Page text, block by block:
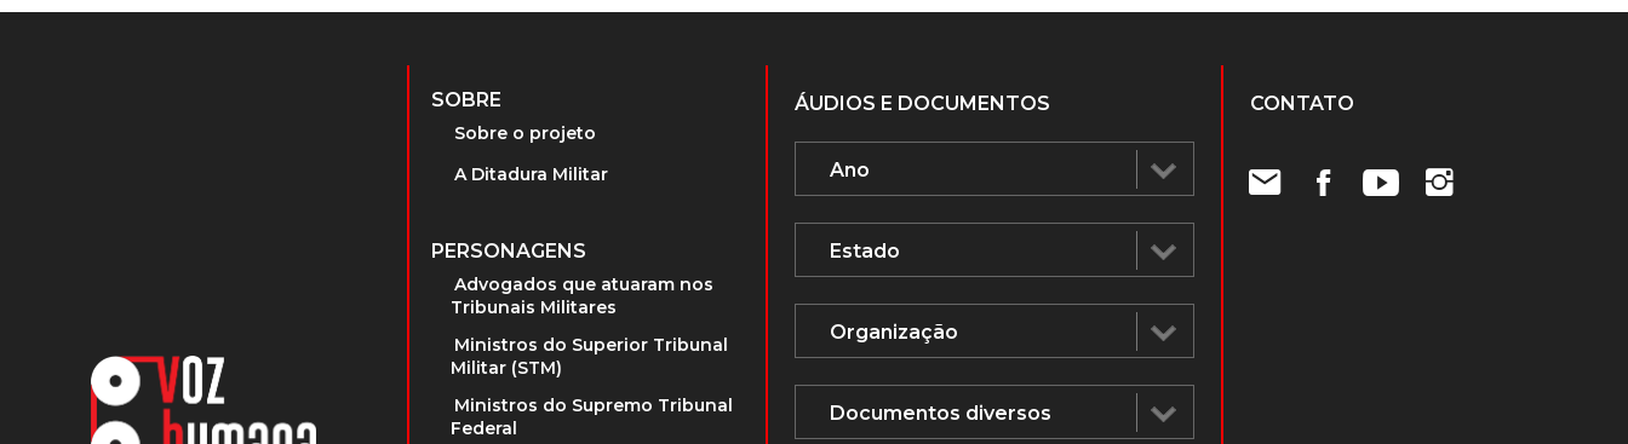
SOBRE
Sobre o projeto
A Ditadura Militar
PERSONAGENS
Advogados que atuaram nos
Tribunais Militares
Ministros do Superior Tribunal
Militar (STM)
Ministros do Supremo Tribunal
Federal
ÁUDIOS E DOCUMENTOS CONTATO